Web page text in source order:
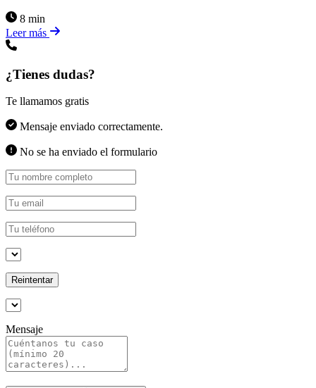
8 min
Leer más
¿Tienes dudas?
Te llamamos gratis
Mensaje enviado correctamente.
No se ha enviado el formulario
Reintentar
Mensaje